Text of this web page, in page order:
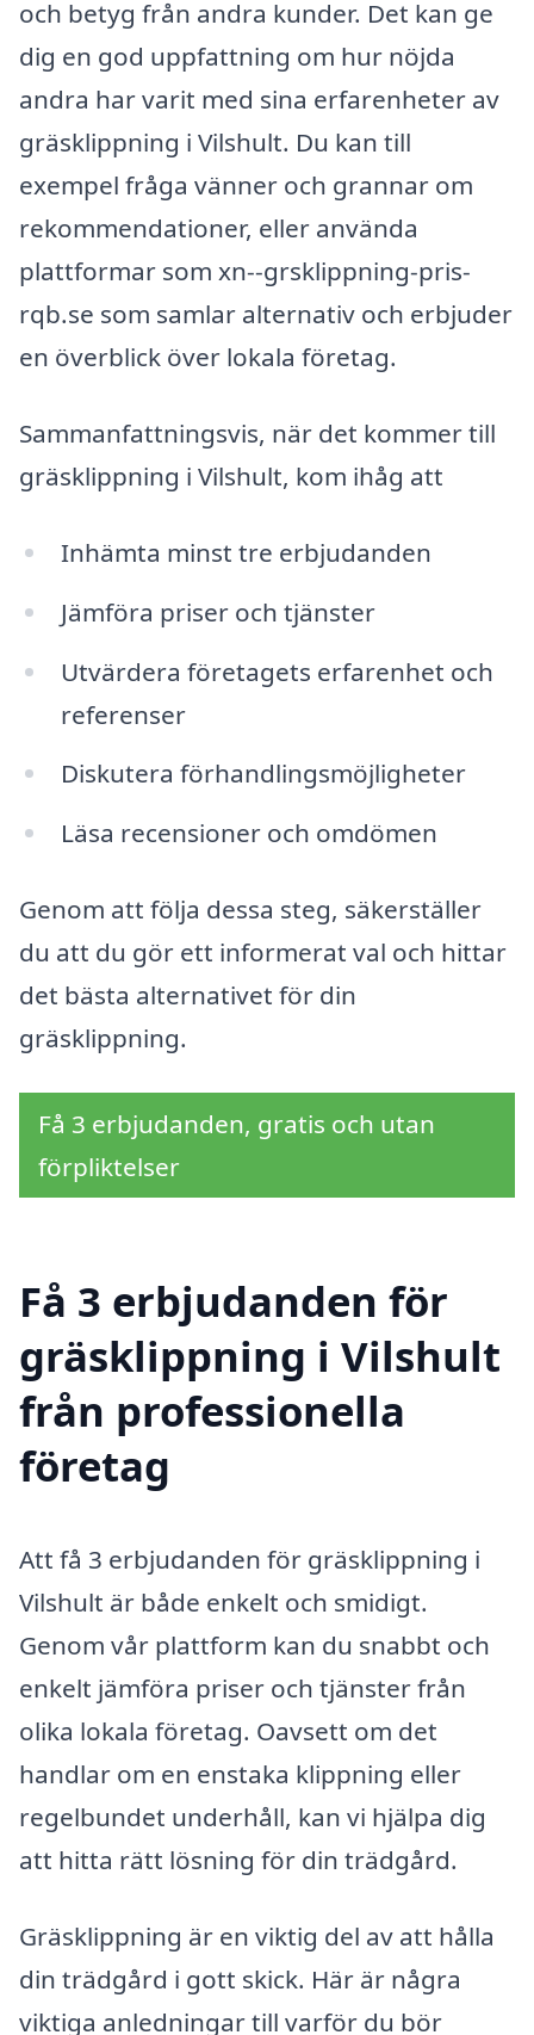
och betyg från andra kunder. Det kan ge
dig en god uppfattning om hur nöjda
andra har varit med sina erfarenheter av
gräsklippning i Vilshult. Du kan till
exempel fråga vänner och grannar om
rekommendationer, eller använda
plattformar som xn--grsklippning-pris-
rqb.se som samlar alternativ och erbjuder
en överblick över lokala företag.
Sammanfattningsvis, när det kommer till
gräsklippning i Vilshult, kom ihåg att
Inhämta minst tre erbjudanden
Jämföra priser och tjänster
Utvärdera företagets erfarenhet och
referenser
Diskutera förhandlingsmöjligheter
Läsa recensioner och omdömen
Genom att följa dessa steg, säkerställer
du att du gör ett informerat val och hittar
det bästa alternativet för din
gräsklippning.
Få 3 erbjudanden, gratis och utan
förpliktelser
Få 3 erbjudanden för
gräsklippning i Vilshult
från professionella
företag
Att få 3 erbjudanden för gräsklippning i
Vilshult är både enkelt och smidigt.
Genom vår plattform kan du snabbt och
enkelt jämföra priser och tjänster från
olika lokala företag. Oavsett om det
handlar om en enstaka klippning eller
regelbundet underhåll, kan vi hjälpa dig
att hitta rätt lösning för din trädgård.
Gräsklippning är en viktig del av att hålla
din trädgård i gott skick. Här är några
viktiga anledningar till varför du bör